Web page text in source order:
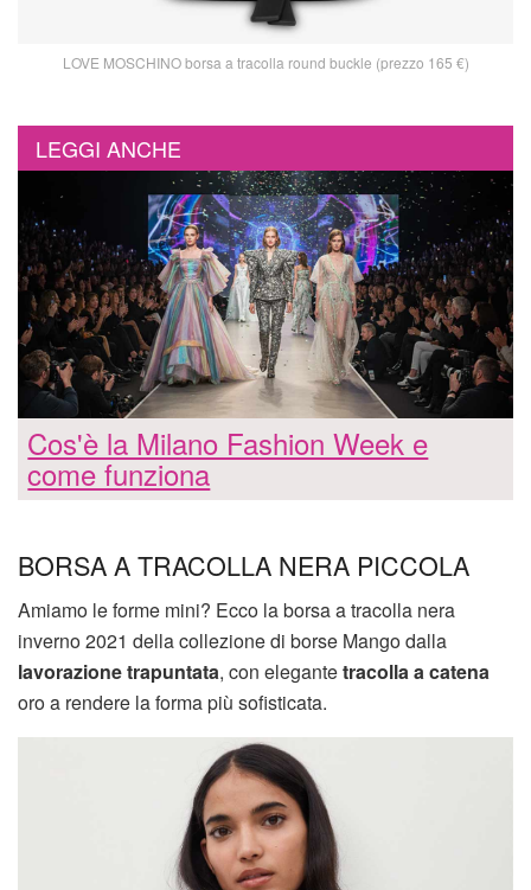
LOVE MOSCHINO borsa a tracolla round buckle (prezzo 165 €)
LEGGI ANCHE
Cos'è la Milano Fashion Week e
come funziona
BORSA A TRACOLLA NERA PICCOLA
Amiamo le forme mini? Ecco la borsa a tracolla nera
inverno 2021 della collezione di borse Mango dalla
lavorazione trapuntata, con elegantetracolla a catena
oro a rendere la forma più sofisticata.